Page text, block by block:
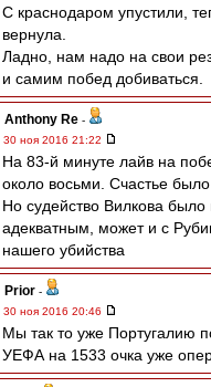
С краснодаром упустили,
вернула.
Ладно, нам надо на свои
и самим побед добиваться.
Anthony Re -
30 ноя 2016 21:22
На 83-й минуте лайв на
около восьми. Счастье было
Но судейство Вилкова было
адекватным, может и с
нашего убийства
Prior -
30 ноя 2016 20:46
Мы так то уже Португалию
УЕФА на 1533 очка уже